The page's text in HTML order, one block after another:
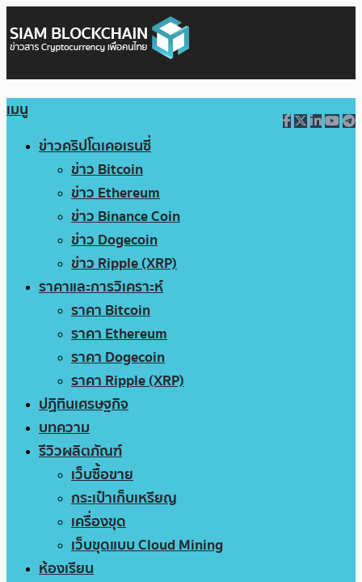
เมนู
ข่าวคริปโตเคอเรนซี่
ข่าว Bitcoin
ข่าว Ethereum
ข่าว Binance Coin
ข่าว Dogecoin
ข่าว Ripple (XRP)
ราคาและการวิเคราะห์
ราคา Bitcoin
ราคา Ethereum
ราคา Dogecoin
ราคา Ripple (XRP)
ปฏิทินเศรษฐกิจ
บทความ
รีวิวผลิตภัณฑ์
เว็บซื้อขาย
กระเป๋าเก็บเหรียญ
เครื่องขุด
เว็บขุดแบบ Cloud Mining
ห้องเรียน